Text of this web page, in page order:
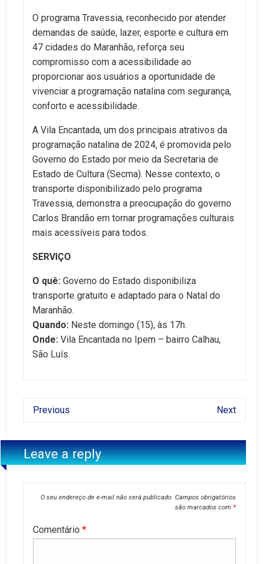
O programa Travessia, reconhecido por atender
demandas de saúde, lazer, esporte e cultura em
47 cidades do Maranhão, reforça seu
compromisso com a acessibilidade ao
proporcionar aos usuários a oportunidade de
vivenciar a programação natalina com segurança,
conforto e acessibilidade.
A Vila Encantada, um dos principais atrativos da
programação natalina de 2024, é promovida pelo
Governo do Estado por meio da Secretaria de
Estado de Cultura (Secma). Nesse contexto, o
transporte disponibilizado pelo programa
Travessia, demonstra a preocupação do governo
Carlos Brandão em tornar programações culturais
mais acessíveis para todos.
SERVIÇO
O quê: Governo do Estado disponibiliza
transporte gratuito e adaptado para o Natal do
Maranhão.
Quando: Neste domingo (15), às 17h.
Onde: Vila Encantada no Ipem – bairro Calhau,
São Luís.
Previous Next
Leave a reply
O seu endereço de e-mail não será publicado. Campos obrigatórios
são marcados com *
Comentário *